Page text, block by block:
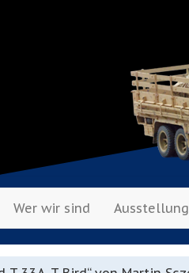
Wer wir sind